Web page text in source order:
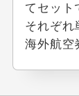
てセット
それぞれ
海外航空